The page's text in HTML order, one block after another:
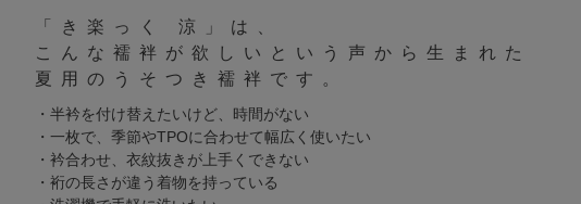
「き楽っく 涼」は、
こんな襦袢が欲しいという声から生まれた
夏用のうそつき襦袢です。
・半衿を付け替えたいけど、時間がない
・一枚で、季節やTPOに合わせて幅広く使いたい
・衿合わせ、衣紋抜きが上手くできない
・裄の長さが違う着物を持っている